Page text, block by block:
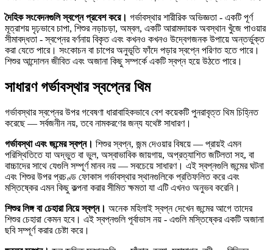
দৈহিক সংবেদনগুলি স্বপ্নে প্রবেশ করে। গর্ভাবস্থার শারীরিক অভিজ্ঞতা - একটি পূর্ণ
মূত্রাশয় দৃঢ়ভাবে চাপা, শিশুর নড়াচড়া, অম্বল, একটি আরামদায়ক অবস্থান খুঁজে পাওয়ার
সীমাবদ্ধতা - স্বপ্নের বর্ণনায় বিকৃত এবং কখনও কখনও উদ্বেগজনক উপায়ে অন্তর্ভুক্ত
করা যেতে পারে। সংকোচন বা চাপের অনুভূতি ফাঁদে পড়ার স্বপ্নে পরিণত হতে পারে।
শিশুর আন্দোলন জীবিত এবং অজানা কিছু সম্পর্কে একটি স্বপ্ন হয়ে উঠতে পারে।
সাধারণ গর্ভাবস্থার স্বপ্নের থিম
গর্ভাবস্থার স্বপ্নের উপর গবেষণা ধারাবাহিকভাবে বেশ কয়েকটি পুনরাবৃত্ত থিম চিহ্নিত
করেছে — সর্বজনীন নয়, তবে নামকরণের জন্য যথেষ্ট সাধারণ।
গর্ভাবস্থা এবং জন্মের স্বপ্ন। শিশুর স্বপ্ন, জন্ম দেওয়ার বিষয়ে — প্রায়ই এমন
পরিস্থিতিতে যা অদ্ভুত বা ভুল, অস্বাভাবিক জায়গায়, অপ্রত্যাশিত জটিলতা সহ, বা
বাচ্চাদের সাথে যেগুলি সম্পূর্ণ মানব নয় — সবচেয়ে সাধারণ। এই স্বপ্নগুলি জন্মের ঘটনা
এবং শিশুর উপর প্রচণ্ড ফোকাস গর্ভাবস্থার স্থানগুলিকে প্রতিফলিত করে এবং
মস্তিষ্কের এমন কিছু কল্পনা করার সীমিত ক্ষমতা যা এটি এখনও অনুভব করেনি।
শিশুর লিঙ্গ বা চেহারা নিয়ে স্বপ্ন। অনেক মহিলাই স্বপ্ন দেখেন জন্মের আগে তাদের
শিশুর চেহারা কেমন হবে। এই স্বপ্নগুলি পূর্বাভাস নয় - এগুলি মস্তিষ্কের একটি অজানা
ছবি সম্পূর্ণ করার চেষ্টা করে।